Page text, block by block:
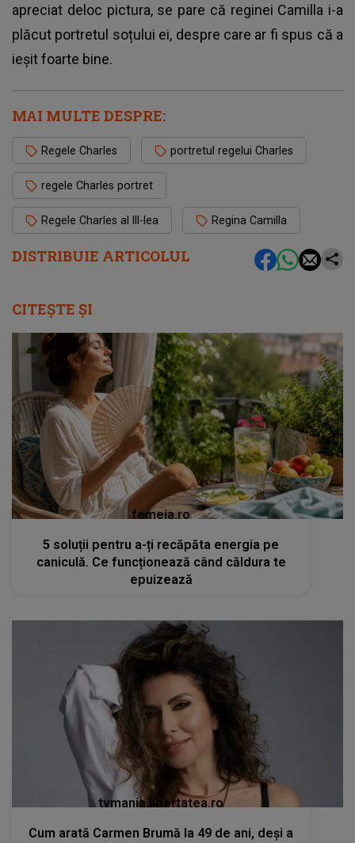
DISTRIBUIE ARTICOLUL
apreciat deloc pictura, se pare că reginei Camilla i-a
plăcut portretul soțului ei, despre care ar fi spus că a
ieșit foarte bine.
MAI MULTE DESPRE:
Regele Charles portretul regelui Charles
regele Charles portret
Regele Charles al III-lea Regina Camilla
CITEȘTE ȘI
femeia.ro
5 soluții pentru a-ți recăpăta energia pe
caniculă. Ce funcționează când căldura te
epuizează
tvmania.libertatea.ro
Cum arată Carmen Brumă la 49 de ani, deși a